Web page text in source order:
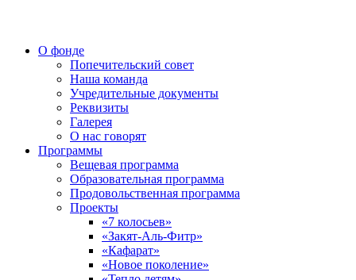
О фонде
Попечительский совет
Наша команда
Учредительные документы
Реквизиты
Галерея
О нас говорят
Программы
Вещевая программа
Образовательная программа
Продовольственная программа
Проекты
«7 колосьев»
«Закят-Аль-Фитр»
«Кафарат»
«Новое поколение»